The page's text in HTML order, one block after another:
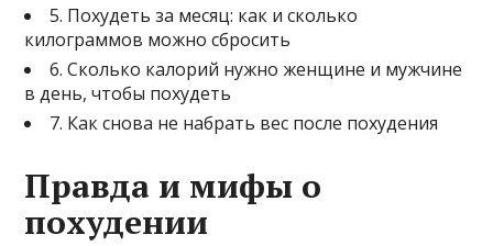
5. Похудеть за месяц: как и сколько
килограммов можно сбросить
6. Сколько калорий нужно женщине и мужчине
в день, чтобы похудеть
7. Как снова не набрать вес после похудения
Правда и мифы о
похудении